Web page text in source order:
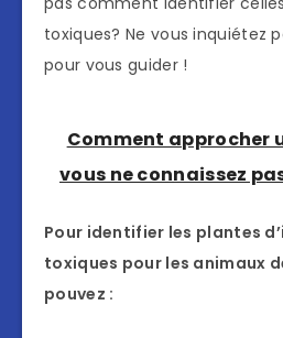
toxiques? Ne vous inquiétez
pour vous guider !
Comment approcher
vous ne connaissez
Pour identifier les plantes
toxiques pour les animaux
pouvez :